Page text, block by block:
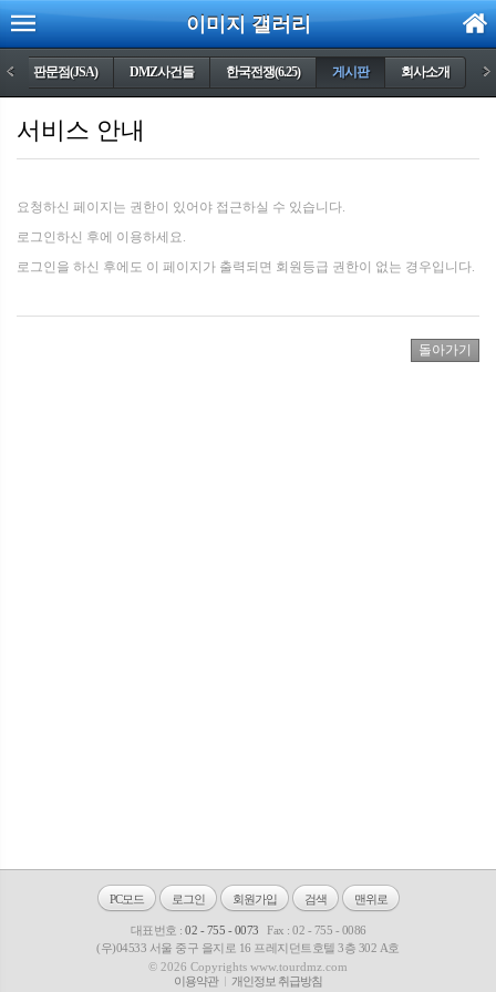
이미지 갤러리
< 판문점(JSA) DMZ사건들 한국전쟁(6.25) 게시판 회사소개 >
서비스 안내
요청하신 페이지는 권한이 있어야 접근하실 수 있습니다.
로그인하신 후에 이용하세요.
로그인을 하신 후에도 이 페이지가 출력되면 회원등급 권한이 없는 경우입니다.
PC모드 로그인 회원가입 검색 맨위로
대표번호 : 02 - 755 - 0073
Fax : 02 - 755 - 0086
(우)04533 서울 중구 을지로 16 프레지던트호텔 3층 302 A호
© 2026 Copyrights www.tourdmz.com
이용약관
개인정보 취급방침